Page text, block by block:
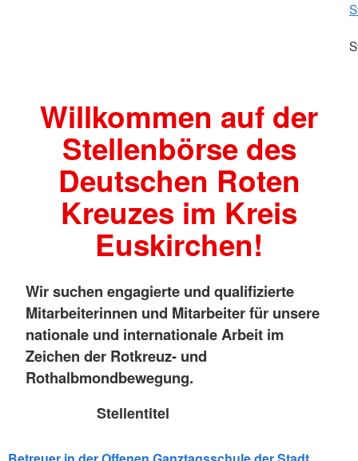
Willkommen auf der
Stellenbörse des
Deutschen Roten
Kreuzes im Kreis
Euskirchen!
Wir suchen engagierte und qualifizierte
Mitarbeiterinnen und Mitarbeiter für unsere
nationale und internationale Arbeit im
Zeichen der Rotkreuz- und
Rothalbmondbewegung.
Stellentitel